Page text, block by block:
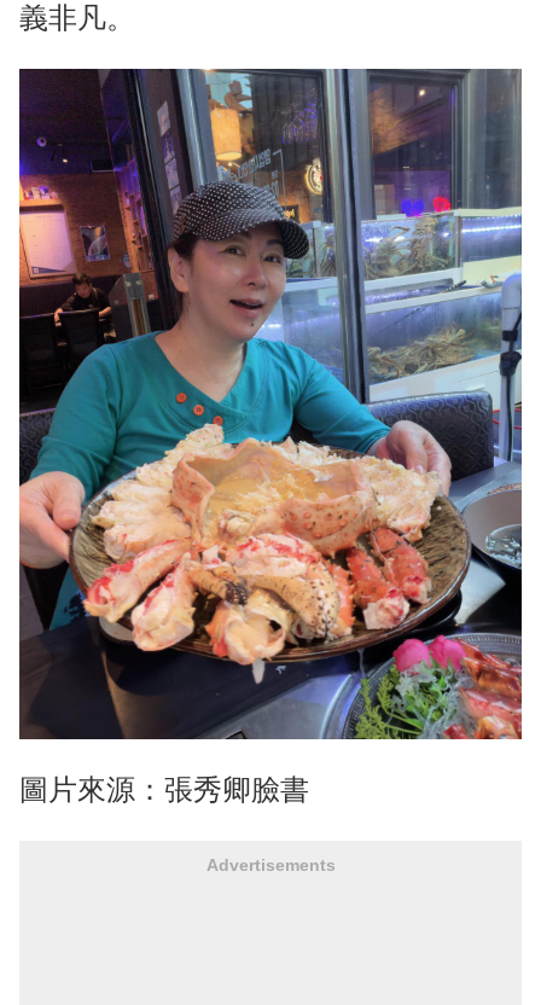
義非凡。
圖片來源：張秀卿臉書
Advertisements